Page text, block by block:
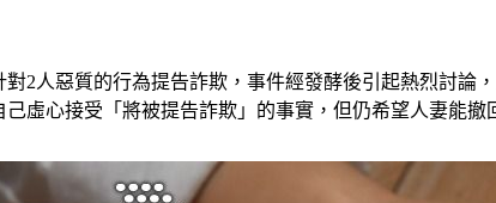
2人惡質的行為提告詐欺，事件經發酵後引起熱烈討
虛心接受「將被提告詐欺」的事實，但仍希望人妻能撤